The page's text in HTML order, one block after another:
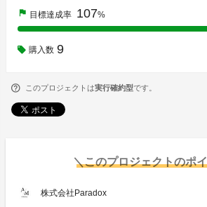
flag 目標達成率 107%
購入数 9
このプロジェクトは実行確約型です。
＼このプロジェクトのポ
株式会社Paradox